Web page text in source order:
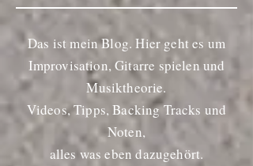
Das ist mein Blog. Hier geht es um
Improvisation, Gitarre spielen und
Musiktheorie.
Videos, Tipps, Backing Tracks und
Noten,
alles was eben dazugehört.